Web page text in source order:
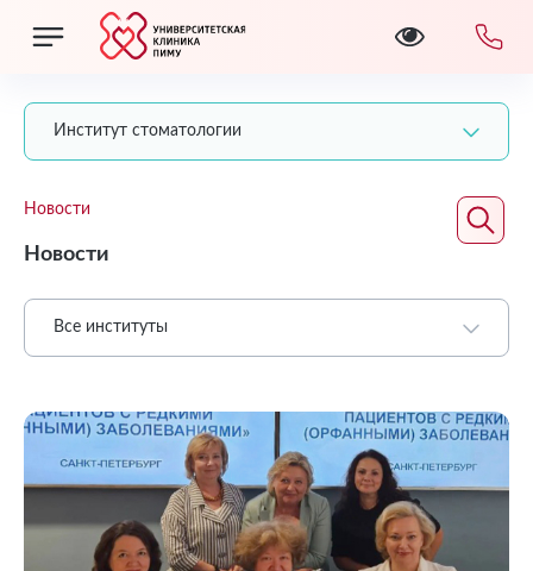
Институт стоматологии
Новости
Новости
Все институты